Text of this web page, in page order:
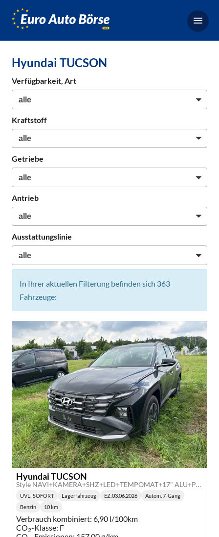
Börse,
Neuwagen
Hyundai TUCSON
Verfügbarkeit, Art
Kraftstoff
Getriebe
Antrieb
Ausstattungslinie
In Ihrer aktuellen Filterung befinden sich 363
Fahrzeuge:
Hyundai TUCSON
Style NAVI+KAMERA+SHZ+LED+TEMPOMAT+17" ALU+PDC
Lieferzeit:
UVL : SOFORT Lagerfahrzeug EZ:03.06.2026
Getriebe:
Autom. 7-Gang
Kraftstoff:
Benzin
Kilometerstand:
10 km
Verbrauch kombiniert: 6,90 l/100km
CO2-Klasse: F